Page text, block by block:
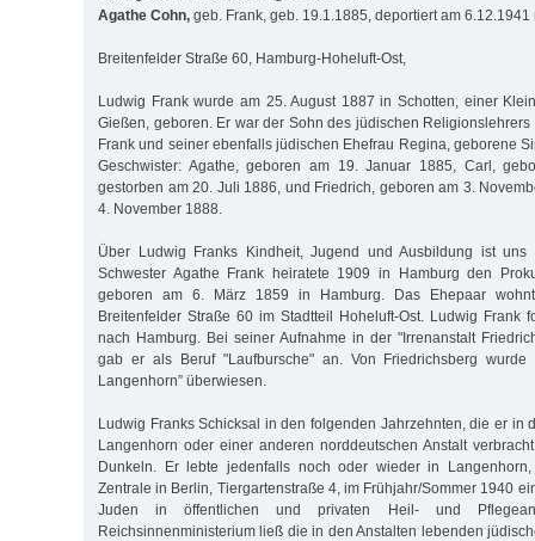
Agathe Cohn, geb. Frank, geb. 19.1.1885, deportiert am
Breitenfelder Straße 60, Hamburg-Hoheluft-Ost,
Ludwig Frank wurde am 25. August 1887 in Schotten, einer
Gießen, geboren. Er war der Sohn des jüdischen
Frank und seiner ebenfalls jüdischen Ehefrau Regina, geborene
Geschwister: Agathe, geboren am 19. Januar 1885, Carl,
gestorben am 20. Juli 1886, und Friedrich, geboren am 3.
4. November 1888.
Über Ludwig Franks Kindheit, Jugend und Ausbildung ist uns
Schwester Agathe Frank heiratete 1909 in Hamburg den
geboren am 6. März 1859 in Hamburg. Das Ehepaar
Breitenfelder Straße 60 im Stadtteil Hoheluft-Ost. Ludwig Frank
nach Hamburg. Bei seiner Aufnahme in der "Irrenanstalt
gab er als Beruf "Laufbursche" an. Von Friedrichsberg
Langenhorn” überwiesen.
Ludwig Franks Schicksal in den folgenden Jahrzehnten, die er in
Langenhorn oder einer anderen norddeutschen Anstalt
Dunkeln. Er lebte jedenfalls noch oder wieder in
Zentrale in Berlin, Tiergartenstraße 4, im Frühjahr/Sommer 1940
Juden in öffentlichen und privaten Heil- und
Reichsinnenministerium ließ die in den Anstalten lebenden